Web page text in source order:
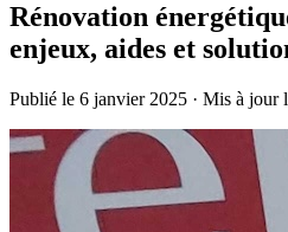
Bornes de recharge
Toutes les bornes Comparer tous les
achat
Ombrières solaires
Carport Solaire TOSSO
Ombrière +
Ombrière bois
Revue de presse
BlogFAQ
Demander un devis
Rénovation
enjeux, aides et
Publié le 6 janvier 2025 · Mis à jour